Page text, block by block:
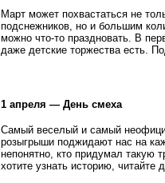
Март может похвастаться не
подснежников, но и большим
можно что-то праздновать. В
даже детские торжества есть.
1 апреля — День смеха
Самый веселый и самый
розыгрыши поджидают нас на
непонятно, кто придумал такую
хотите узнать историю, читайте